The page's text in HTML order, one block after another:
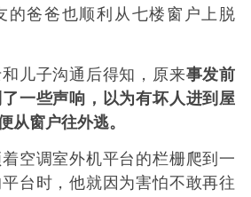
的爸爸也顺利从七楼窗户上脱
子沟通后得知，原来事发前
一些声响，以为有坏人进到屋
从窗户往外逃。
调室外机平台的栏栅爬到一
台时，他就因为害怕不敢再往